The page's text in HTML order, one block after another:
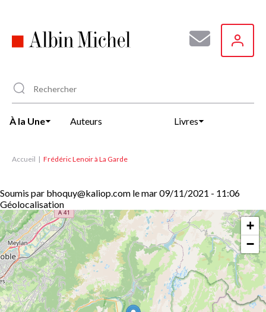
principal
À la Une Auteurs Livres
Accueil Frédéric Lenoir à La Garde
Soumis par bhoquy@kaliop.com lemar 09/11/2021 - 11:06
Géolocalisation
+
−